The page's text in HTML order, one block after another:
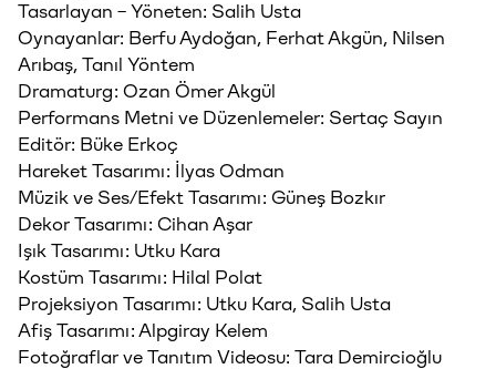
Tasarlayan – Yöneten: Salih Usta
Oynayanlar: Berfu Aydoğan, Ferhat Akgün, Nilsen
Arıbaş, Tanıl Yöntem
Dramaturg: Ozan Ömer Akgül
Performans Metni ve Düzenlemeler: Sertaç Sayın
Editör: Büke Erkoç
Hareket Tasarımı: İlyas Odman
Müzik ve Ses/Efekt Tasarımı: Güneş Bozkır
Dekor Tasarımı: Cihan Aşar
Işık Tasarımı: Utku Kara
Kostüm Tasarımı: Hilal Polat
Projeksiyon Tasarımı: Utku Kara, Salih Usta
Afiş Tasarımı: Alpgiray Kelem
Fotoğraflar ve Tanıtım Videosu: Tara Demircioğlu